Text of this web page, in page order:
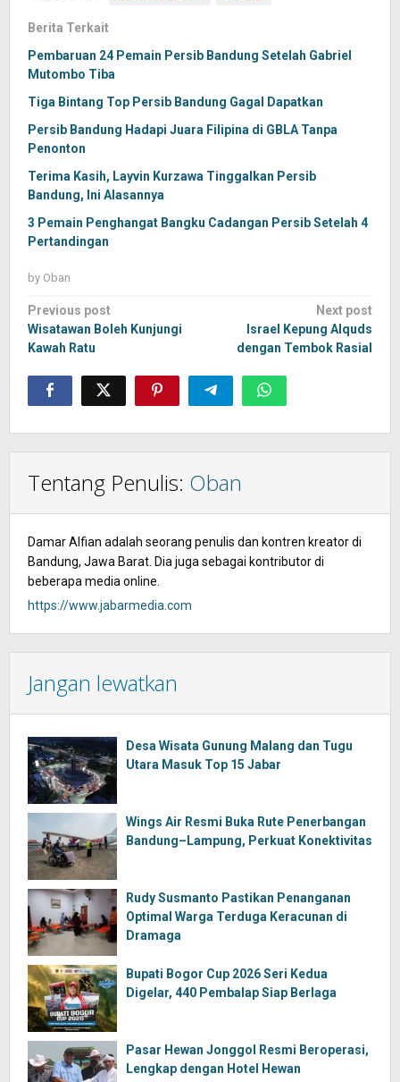
Berita Terkait
Pembaruan 24 Pemain Persib Bandung Setelah Gabriel
Mutombo Tiba
Tiga Bintang Top Persib Bandung Gagal Dapatkan
Persib Bandung Hadapi Juara Filipina di GBLA Tanpa
Penonton
Terima Kasih, Layvin Kurzawa Tinggalkan Persib
Bandung, Ini Alasannya
3 Pemain Penghangat Bangku Cadangan Persib Setelah 4
Pertandingan
by Oban
Post
navigation
Previous post
Wisatawan Boleh Kunjungi
Kawah Ratu
Next post
Israel Kepung Alquds
dengan Tembok Rasial
Tentang Penulis: Oban
Damar Alfian adalah seorang penulis dan kontren kreator di
Bandung, Jawa Barat. Dia juga sebagai kontributor di
beberapa media online.
https://www.jabarmedia.com
Jangan lewatkan
Desa Wisata Gunung Malang dan Tugu
Utara Masuk Top 15 Jabar
Wings Air Resmi Buka Rute Penerbangan
Bandung–Lampung, Perkuat Konektivitas
Rudy Susmanto Pastikan Penanganan
Optimal Warga Terduga Keracunan di
Dramaga
Bupati Bogor Cup 2026 Seri Kedua
Digelar, 440 Pembalap Siap Berlaga
Pasar Hewan Jonggol Resmi Beroperasi,
Lengkap dengan Hotel Hewan